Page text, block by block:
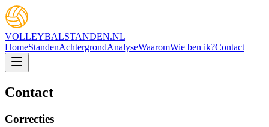
VOLLEYBALSTANDEN.NL
HomeStandenAchtergrondAnalyseWaaromWie ben ik?Contact
Contact
Correcties